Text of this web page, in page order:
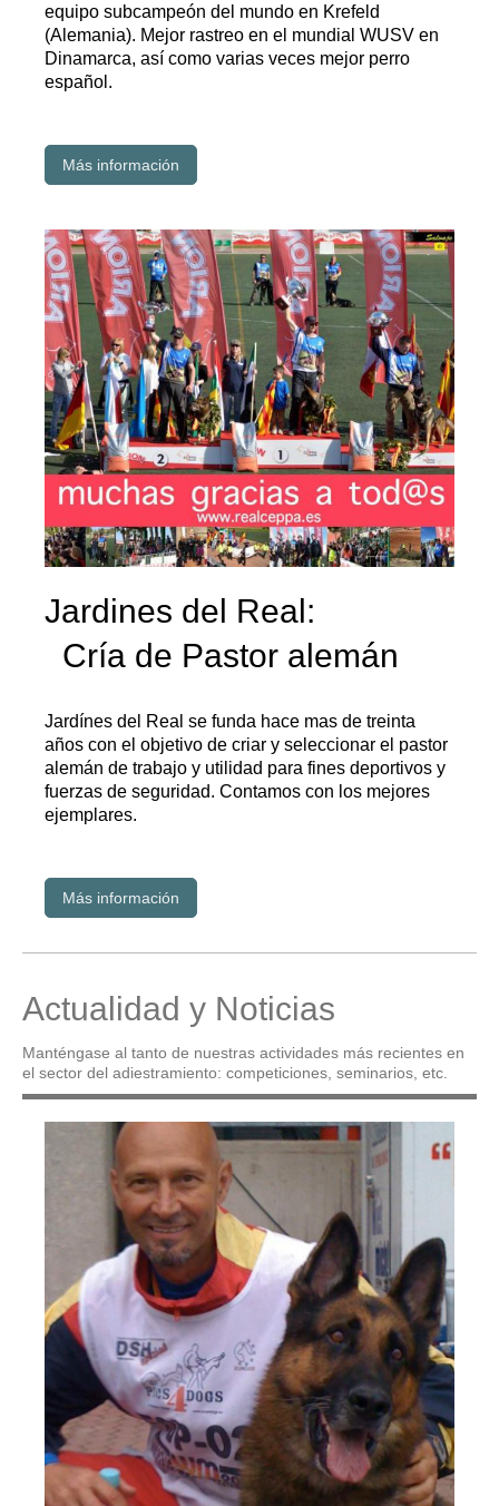
equipo subcampeón del mundo en Krefeld
(Alemania). Mejor rastreo en el mundial WUSV en
Dinamarca, así como varias veces mejor perro
español.
Más información
Jardines del Real:
Cría de Pastor alemán
Jardínes del Real se funda hace mas de treinta
años con el objetivo de criar y seleccionar el pastor
alemán de trabajo y utilidad para fines deportivos y
fuerzas de seguridad. Contamos con los mejores
ejemplares.
Más información
Actualidad y Noticias
Manténgase al tanto de nuestras actividades más recientes en
el sector del adiestramiento: competiciones, seminarios, etc.